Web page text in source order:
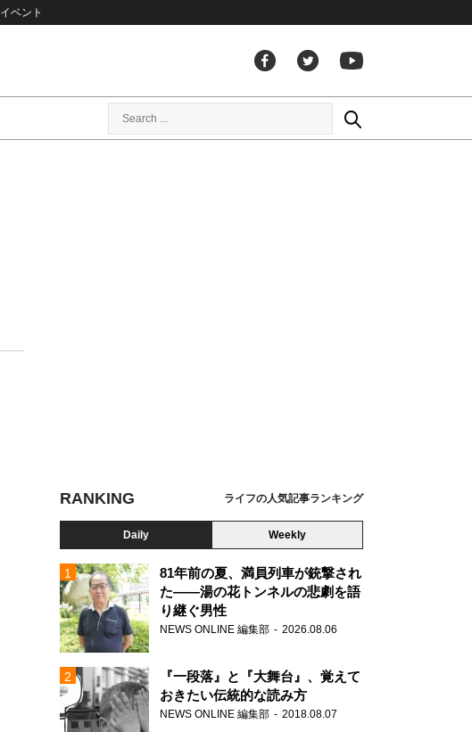
イベント
RANKING ライフの人気記事ランキング
Daily Weekly
81年前の夏、満員列車が銃撃され
た――湯の花トンネルの悲劇を語
り継ぐ男性
NEWS ONLINE 編集部 2026.08.06
『一段落』と『大舞台』、覚えて
おきたい伝統的な読み方
NEWS ONLINE 編集部 2018.08.07